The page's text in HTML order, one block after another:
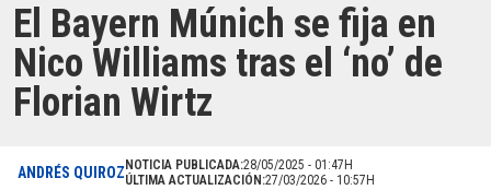
El Bayern Múnich se fija en
Nico Williams tras el ‘no’ de
Florian Wirtz
ANDRÉS QUIROZ NOTICIA PUBLICADA:28/05/2025 - 01:47H
ÚLTIMA ACTUALIZACIÓN:27/03/2026 - 10:57H